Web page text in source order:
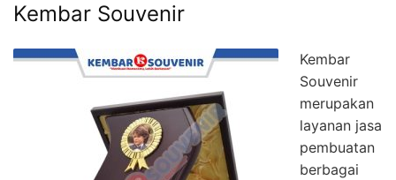
Kembar Souvenir
Kembar
Souvenir
merupakan
layanan jasa
pembuatan
berbagai